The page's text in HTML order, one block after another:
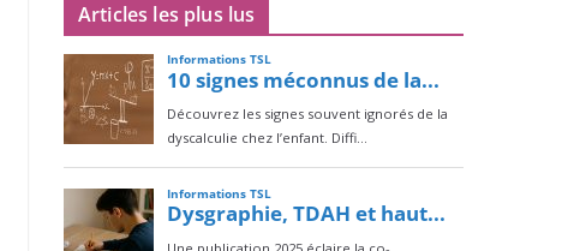
Articles les plus lus